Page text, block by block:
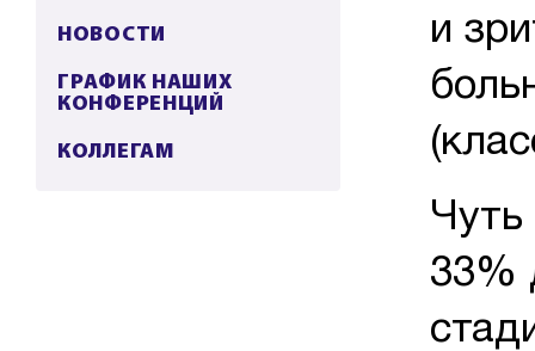
НОВОСТИ
ГРАФИК НАШИХ
КОНФЕРЕНЦИЙ
КОЛЛЕГАМ
и
Чуть
33%